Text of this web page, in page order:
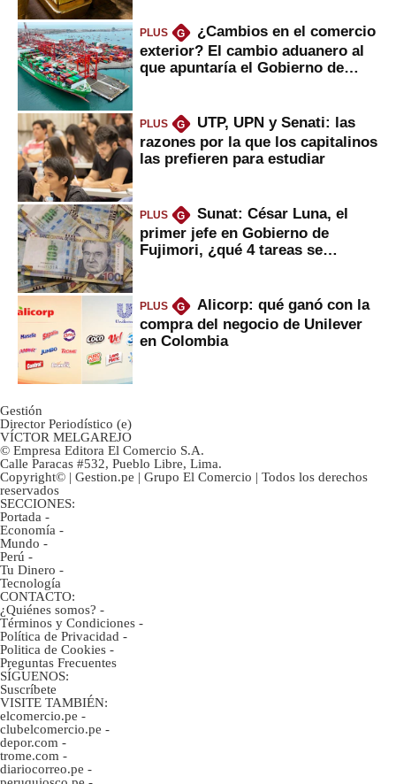
PLUS G
¿Cambios en el comercio
exterior? El cambio aduanero al
que apuntaría el Gobierno de
PLUS G
UTP, UPN y Senati: las
razones por la que los capitalinos
las prefieren para estudiar
PLUS G
Sunat: César Luna, el
primer jefe en Gobierno de
Fujimori, ¿qué 4 tareas se
PLUS G
Alicorp: qué ganó con la
compra del negocio de Unilever
en Colombia
Gestión
Director Periodístico (e)
VÍCTOR MELGAREJO
© Empresa Editora El Comercio S.A.
Calle Paracas #532, Pueblo Libre, Lima.
Copyright© | Gestion.pe | Grupo El Comercio | Todos los derechos
reservados
SECCIONES:
Portada -
Economía -
Mundo -
Perú -
Tu Dinero -
Tecnología
CONTACTO:
¿Quiénes somos? -
Términos y Condiciones -
Política de Privacidad -
Politica de Cookies -
Preguntas Frecuentes
SÍGUENOS:
Suscríbete
VISITE TAMBIÉN:
elcomercio.pe -
clubelcomercio.pe -
depor.com -
trome.com -
diariocorreo.pe -